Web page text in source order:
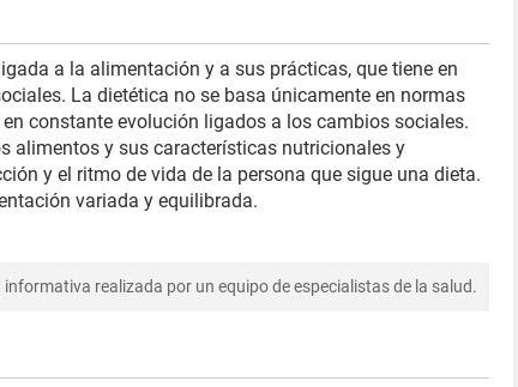
a la alimentación y a sus prácticas, que tiene en
La dietética no se basa únicamente en normas
constante evolución ligados a los cambios sociales.
alimentos y sus características nutricionales y
y el ritmo de vida de la persona que sigue una dieta.
variada y equilibrada.
realizada por un equipo de especialistas de la salud.